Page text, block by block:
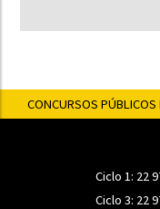
CONCURSOS PÚBLICOS
Ciclo 1: 22
Ciclo 3: 22